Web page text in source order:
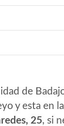
de
y esta en
25, si